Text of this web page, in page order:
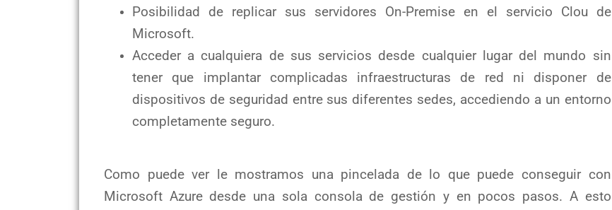
Posibilidad de replicar sus servidores On-Premise en el servicio Clou de
Microsoft.
Acceder a cualquiera de sus servicios desde cualquier lugar del mundo sin
tener que implantar complicadas infraestructuras de red ni disponer de
dispositivos de seguridad entre sus diferentes sedes, accediendo a un entorno
completamente seguro.
Como puede ver le mostramos una pincelada de lo que puede conseguir con
Microsoft Azure desde una sola consola de gestión y en pocos pasos. A esto